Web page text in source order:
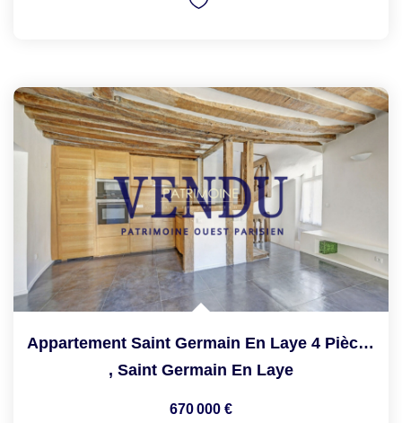
Appartement Saint Germain En Laye 4 Pièce(s) 93.20 M2
, Saint Germain En Laye
670 000 €